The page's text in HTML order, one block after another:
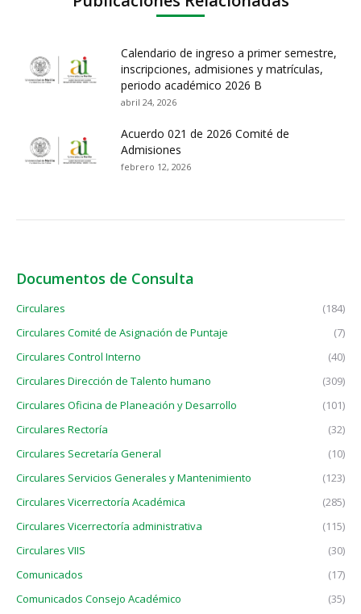
Calendario de ingreso a primer semestre,
inscripciones, admisiones y matrículas,
periodo académico 2026 B
abril 24, 2026
Acuerdo 021 de 2026 Comité de
Admisiones
febrero 12, 2026
Documentos de Consulta
Circulares
(184)
Circulares Comité de Asignación de Puntaje
(7)
Circulares Control Interno
(40)
Circulares Dirección de Talento humano
(309)
Circulares Oficina de Planeación y Desarrollo
(101)
Circulares Rectoría
(32)
Circulares Secretaría General
(10)
Circulares Servicios Generales y Mantenimiento
(123)
Circulares Vicerrectoría Académica
(285)
Circulares Vicerrectoría administrativa
(115)
Circulares VIIS
(30)
Comunicados
(17)
Comunicados Consejo Académico
(35)